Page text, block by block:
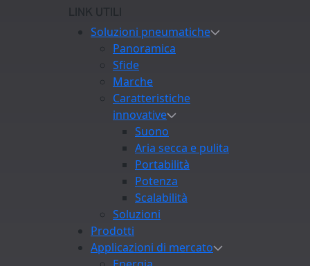
LINK UTILI
Soluzioni pneumatiche
Panoramica
Sfide
Marche
Caratteristiche
innovative
Suono
Aria secca e pulita
Portabilità
Potenza
Scalabilità
Soluzioni
Prodotti
Applicazioni di mercato